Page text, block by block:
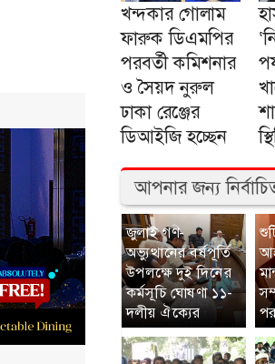
খন্দকার গোলাম
ফারুক ডিএমপির
পরবর্তী কমিশনার
ও সৈয়দ নুরুল
ঢাকা রেঞ্জের
ডিআইজি হচ্ছেন
আপনার জন্য
জুলাই গণ-
অভ্যুত্থানের বর্ষপূর্তি
উপলক্ষে দুই দিনের
কর্মসূচি ঘোষণা ১১-
দলীয় ঐক্যের